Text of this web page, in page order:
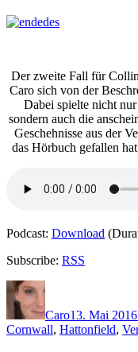
Der zweite Fall für
Caro sich von der
Dabei spielte nicht
sondern auch die
Geschehnisse aus der
das Hörbuch gefallen
Podcast: Download
Subscribe: RSS
Autor
Caro13. Mai 2016
Cornwall, Hattonfield,